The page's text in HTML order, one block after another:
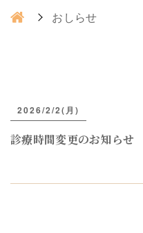
おしらせ
2026/2/2(月)
診療時間変更のお知らせ